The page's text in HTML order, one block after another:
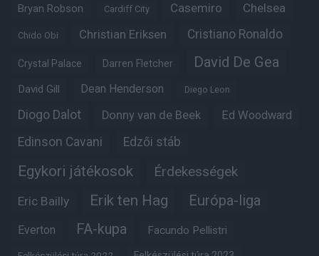
Bryan Robson Cardiff City Casemiro Chelsea
Chido Obi Christian Eriksen Cristiano Ronaldo
Crystal Palace Darren Fletcher David De Gea
David Gill Dean Henderson Diego Leon
Diogo Dalot Donny van de Beek Ed Woodward
Edinson Cavani Edzői stáb
Egykori játékosok Érdekességek
Eric Bailly Erik ten Hag Európa-liga
Everton FA-kupa Facundo Pellistri